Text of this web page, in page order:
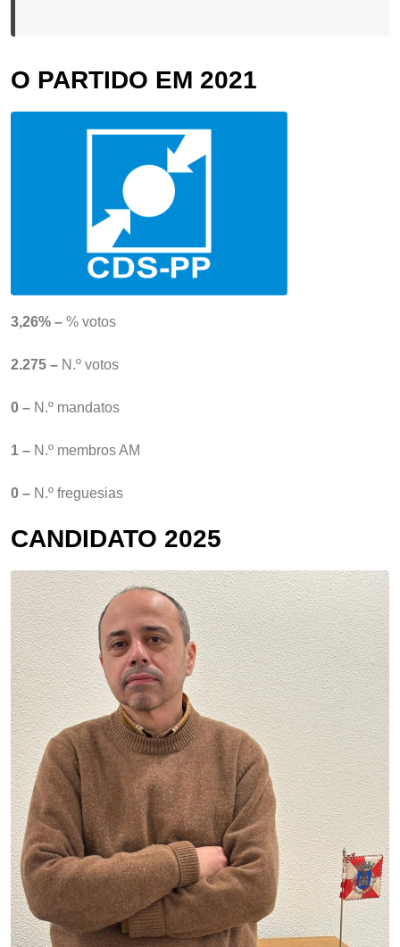
O PARTIDO EM 2021
3,26% – % votos
2.275 – N.º votos
0 – N.º mandatos
1 – N.º membros AM
0 – N.º freguesias
CANDIDATO 2025